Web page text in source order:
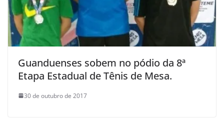
Guanduenses sobem no pódio da 8ª
Etapa Estadual de Tênis de Mesa.
30 de outubro de 2017